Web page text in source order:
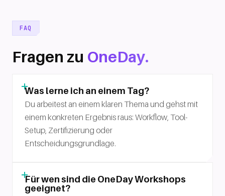
FAQ
Fragen zu OneDay.
Was lerne ich an einem Tag?
Du arbeitest an einem klaren Thema und gehst mit
einem konkreten Ergebnis raus: Workflow, Tool-
Setup, Zertifizierung oder
Entscheidungsgrundlage.
Für wen sind die OneDay Workshops
geeignet?